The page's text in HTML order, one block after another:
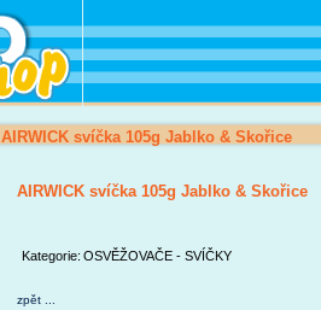
AIRWICK svíčka 105g Jablko & Skořice
AIRWICK svíčka 105g Jablko & Skořice
Kategorie: OSVĚŽOVAČE - SVÍČKY
zpět ...